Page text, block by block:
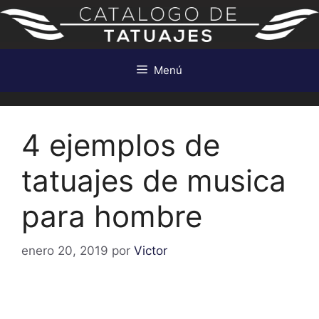
Saltar
contenido
Menú
4 ejemplos de
tatuajes de musica
para hombre
enero 20, 2019 por Victor